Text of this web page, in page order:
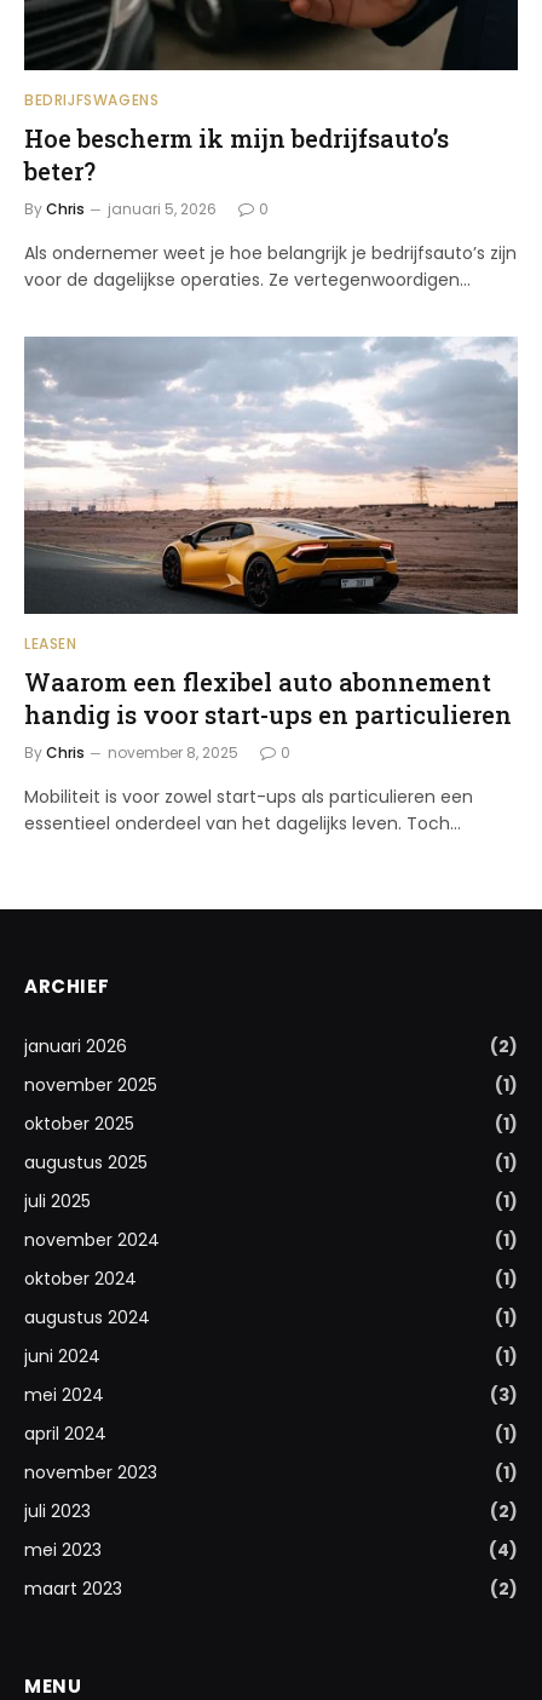
BEDRIJFSWAGENS
Hoe bescherm ik mijn bedrijfsauto’s
beter?
ByChris januari 5, 2026 0
Als ondernemer weet je hoe belangrijk je bedrijfsauto’s zijn
voor de dagelijkse operaties. Ze vertegenwoordigen…
LEASEN
Waarom een flexibel auto abonnement
handig is voor start-ups en particulieren
ByChris november 8, 2025 0
Mobiliteit is voor zowel start-ups als particulieren een
essentieel onderdeel van het dagelijks leven. Toch…
ARCHIEF
januari 2026
(2)
november 2025
(1)
oktober 2025
(1)
augustus 2025
(1)
juli 2025
(1)
november 2024
(1)
oktober 2024
(1)
augustus 2024
(1)
juni 2024
(1)
mei 2024
(3)
april 2024
(1)
november 2023
(1)
juli 2023
(2)
mei 2023
(4)
maart 2023
(2)
MENU